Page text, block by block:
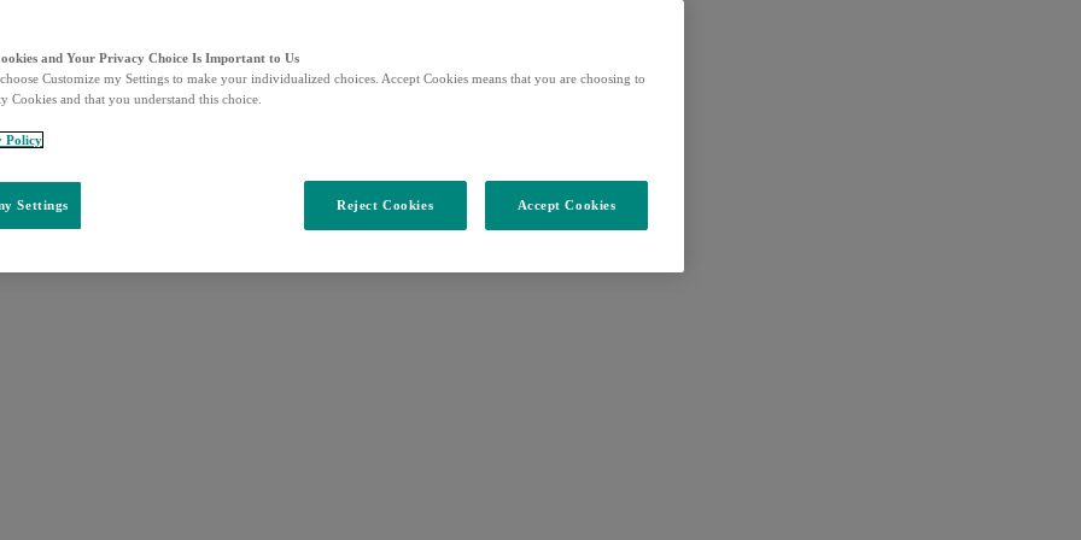
and Your Privacy Choice Is Important to Us
Customize my Settings to make your individualized choices. Accept Cookies means that you are choosing to
Cookies and that you understand this choice.
Policy
Settings Reject Cookies Accept Cookies